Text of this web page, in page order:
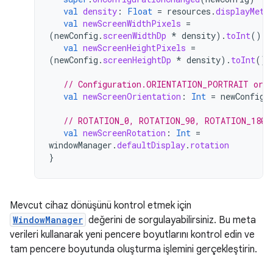
val density : Float = resources .
val newScreenWidthPixels =
(newConfig . screenWidthDp * density). toInt()
val newScreenHeightPixels =
(newConfig . screenHeightDp * density). toInt()
// Configuration.ORIENTATION_PORTRAIT or
val newScreenOrientation : Int = newConfig
// ROTATION_0, ROTATION_90,
val newScreenRotation : Int =
windowManager .defaultDisplay. rotation
}
Mevcut cihaz dönüşünü kontrol etmek için
WindowManager değerini de sorgulayabilirsiniz. Bu meta
verileri kullanarak yeni pencere boyutlarını kontrol edin ve
tam pencere boyutunda oluşturma işlemini gerçekleştirin.